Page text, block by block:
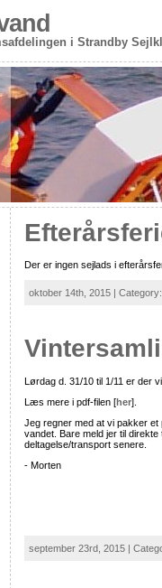
i Strandby
Der er ingen sejlads i
oktober 14th, 2015 | Category:
Lørdag d. 31/10 til 1/11 er der
Læs mere i pdf-filen [her].
Jeg regner med at vi pakker
vandet. Bare meld jer til
deltagelse/transport senere.
- Morten
september 23rd, 2015 |